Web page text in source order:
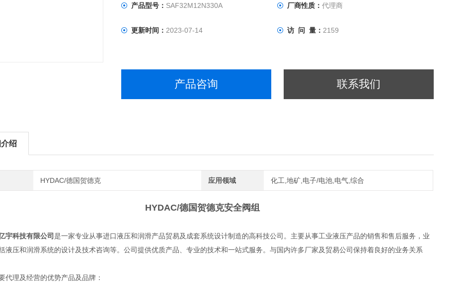
产品型号： SAF32M12N330A 厂商性质：代理商
更新时间： 2023-07-14 访 问 量： 2159
产品咨询 联系我们
绍
HYDAC/德国贺德克 应用领域 化工,地矿,电子/电池,电气,综合
HYDAC/德国贺德克安全阀组
宇科技有限公司是一家专业从事进口液压和润滑产品贸易及成套系统设计制造的高科技公司。主要从事工业液压产品的销售和售后服务，业
液压和润滑系统的设计及技术咨询等。公司提供优质产品、专业的技术和一站式服务。与国内许多厂家及贸易公司保持着良好的业务关系
代理及经营的优势产品及品牌：